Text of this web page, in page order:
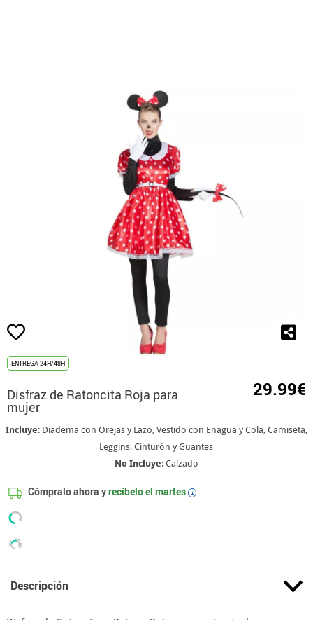
ENTREGA 24H/48H
Disfraz de Ratoncita Roja para
mujer
29.99€
Incluye: Diadema con Orejas y Lazo, Vestido con Enagua y Cola, Camiseta,
Leggins, Cinturón y Guantes
No Incluye: Calzado
Cómpralo ahora yrecíbelo el martes i
Descripción